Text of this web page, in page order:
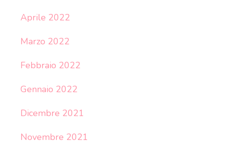
Aprile 2022
Marzo 2022
Febbraio 2022
Gennaio 2022
Dicembre 2021
Novembre 2021